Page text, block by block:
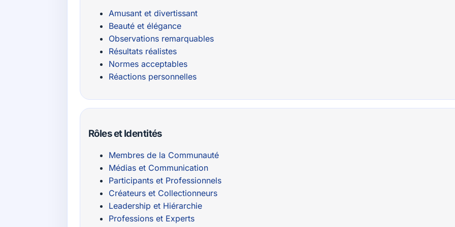
Amusant et divertissant
Beauté et élégance
Observations remarquables
Résultats réalistes
Normes acceptables
Réactions personnelles
Rôles et Identités
Membres de la Communauté
Médias et Communication
Participants et Professionnels
Créateurs et Collectionneurs
Leadership et Hiérarchie
Professions et Experts